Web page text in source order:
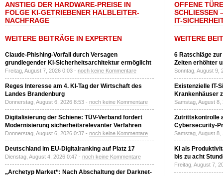
ANSTIEG DER HARDWARE-PREISE IN
FOLGE KI-GETRIEBENER HALBLEITER-
NACHFRAGE
WEITERE BEITRÄGE IN EXPERTEN
Claude-Phishing-Vorfall durch Versagen
grundlegender KI-Sicherheitsarchitektur ermöglicht
Freitag, August 7, 2026 0:03 - noch keine Kommentare
Reges Interesse am 4. KI-Tag der Wirtschaft des
Landes Brandenburg
Donnerstag, August 6, 2026 8:53 - noch keine Kommentare
Digitalisierung der Schiene: TÜV-Verband fordert
Modernisierung sicherheitsrelevanter Verfahren
Donnerstag, August 6, 2026 0:37 - noch keine Kommentare
Deutschland im EU-Digitalranking auf Platz 17
Dienstag, August 4, 2026 0:47 - noch keine Kommentare
„Archetyp Market“: Nach Abschaltung der Darknet-
OFFENE
SCHLIESSEN
T-
WEITERE
6 Ratschläge
Zeiten erhöhter
Sonntag, August 9,
Existenzielle IT-
Krankenhäuser
Samstag, August
Zutrittskontrolle
Cybersecurity-
Samstag, August
KI als
bis zu acht
Freitag, August 7,